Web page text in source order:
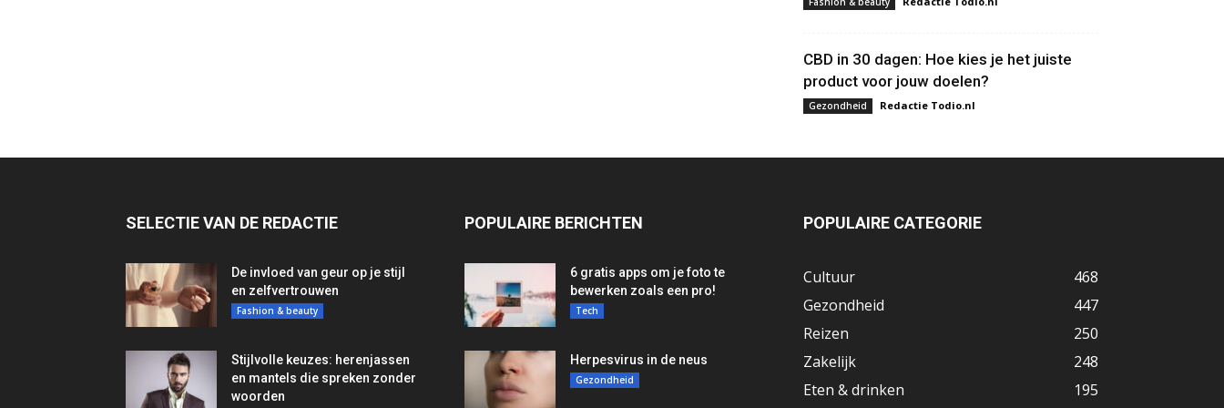
CBD in 30 dagen: Hoe kies je het juiste
product voor jouw doelen?
Gezondheid Redactie Todio.nl
SELECTIE VAN DE REDACTIE
De invloed van geur op je stijl
en zelfvertrouwen
Fashion & beauty
Stijlvolle keuzes: herenjassen
en mantels die spreken zonder
woorden
POPULAIRE BERICHTEN
6 gratis apps om je foto te
bewerken zoals een pro!
Tech
Herpesvirus in de neus
Gezondheid
POPULAIRE CATEGORIE
Cultuur
468
Gezondheid
447
Reizen
250
Zakelijk
248
Eten & drinken
195